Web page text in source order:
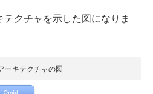
クチャを示した図になりま
ーキテクチャの図